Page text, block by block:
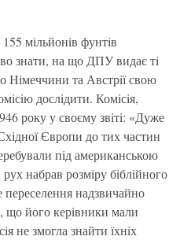
мiльйонiв фунтiв
знати, на що ДПУ видає тi
Нiмеччини та Австрiї свою
дослiдити. Комiсiя,
року у своєму звiтi: «Дуже
Європи до тих частин
пiд американською
набрав розмiру бiблiйного
надзвичайно
що його керiвники мали
не змогла знайти їхнiх